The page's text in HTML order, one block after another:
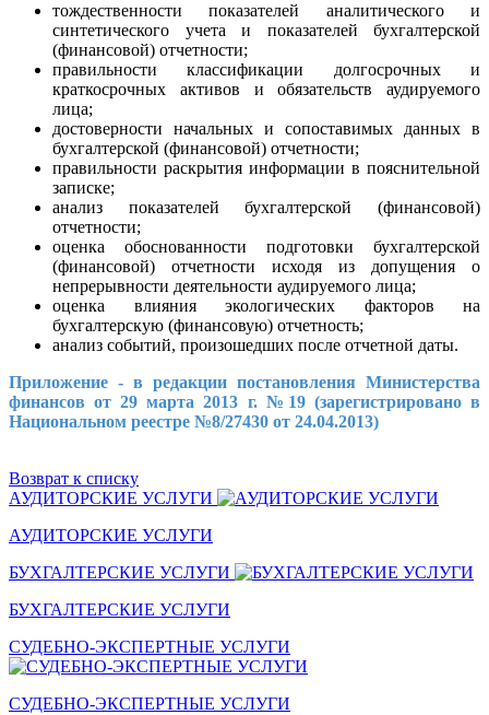
тождественности показателей аналитического и
синтетического учета и показателей бухгалтерской
(финансовой) отчетности;
правильности классификации долгосрочных и
краткосрочных активов и обязательств аудируемого
лица;
достоверности начальных и сопоставимых данных в
бухгалтерской (финансовой) отчетности;
правильности раскрытия информации в пояснительной
записке;
анализ показателей бухгалтерской (финансовой)
отчетности;
оценка обоснованности подготовки бухгалтерской
(финансовой) отчетности исходя из допущения о
непрерывности деятельности аудируемого лица;
оценка влияния экологических факторов на
бухгалтерскую (финансовую) отчетность;
анализ событий, произошедших после отчетной даты.
Приложение - в редакции постановления Министерства
финансов от 29 марта 2013 г. №19 (зарегистрировано в
Национальном реестре №8/27430 от 24.04.2013)
Возврат к списку
АУДИТОРСКИЕ УСЛУГИ
АУДИТОРСКИЕ УСЛУГИ
БУХГАЛТЕРСКИЕ УСЛУГИ
БУХГАЛТЕРСКИЕ УСЛУГИ
СУДЕБНО-ЭКСПЕРТНЫЕ УСЛУГИ
СУДЕБНО-ЭКСПЕРТНЫЕ УСЛУГИ